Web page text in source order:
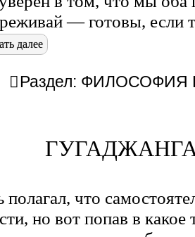
— готовы, если
далее
Раздел: ФИЛОСОФИЯ
полагал, что
но вот попав в